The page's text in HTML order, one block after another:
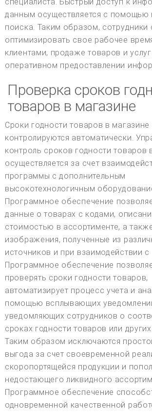
данным осуществляется с помощью
поиска. Таким образом, сотрудники
оптимизировать свое рабочее
клиентами, продаже товаров и
оперативном предоставлении
Проверка сроков
товаров в магазине
Сроки годности товаров в магазине
контролируются автоматически.
контроль сроков годности товаров
осуществляется за счет
программы с дополнительным
высокотехнологичным
Программное обеспечение
данные о товарах с кодами,
стоимостью в ассортименте, а
изображения, полученные из
источников и при взаимодействии
Программное обеспечение
проверять сроки годности товаров,
автоматизирует процесс учета и
помощью всплывающих
уведомляющих сотрудников о
сроках годности товаров или
Таким образом исключаются
выгода за счет своевременной
скоропортящейся продукции и
недостающего ликвидного
Программное обеспечение
одновременной качественной